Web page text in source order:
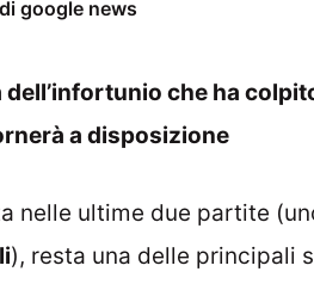
google news
che ha
a disposizione
nelle ultime due partite
), resta una delle principali